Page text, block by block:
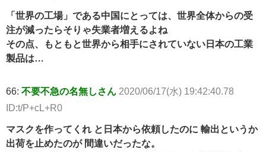
「世界の工場」である中国にとっては、世界全体からの受
注が減ったらそりゃ失業者増えるよね
その点、もともと世界から相手にされていない日本の工業
製品は…
66: 不要不急の名無しさん 2020/06/17(水) 19:42:40.78
ID:t/P+cL+R0
マスクを作ってくれ と日本から依頼したのに 輸出というか
出荷を止めたのが 間違いだったな。